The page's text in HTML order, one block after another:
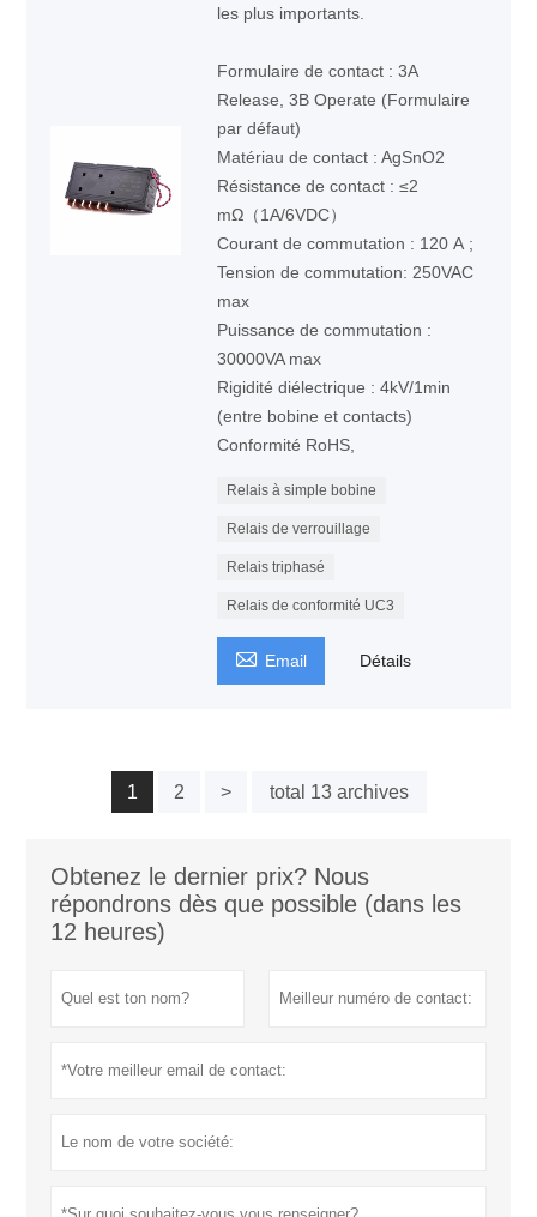
les plus importants.
Formulaire de contact : 3A
Release, 3B Operate (Formulaire
par défaut)
Matériau de contact : AgSnO2
Résistance de contact : ≤2
mΩ（1A/6VDC）
Courant de commutation : 120 A ;
Tension de commutation: 250VAC
max
Puissance de commutation :
30000VA max
Rigidité diélectrique : 4kV/1min
(entre bobine et contacts)
Conformité RoHS,
Relais à simple bobine
Relais de verrouillage
Relais triphasé
Relais de conformité UC3
 Email Détails
1 2 > total 13 archives
Obtenez le dernier prix? Nous
répondrons dès que possible (dans les
12 heures)